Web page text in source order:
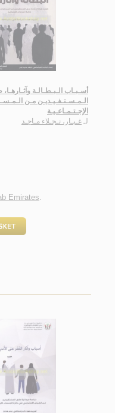
أسـبـاب الـبـطـالـة
الـمـسـتـفـيـديـن مـن
الإجـتـمـاعـيـة
لـ غـبـار، نـجـلاء مـاجـد
Emirates.